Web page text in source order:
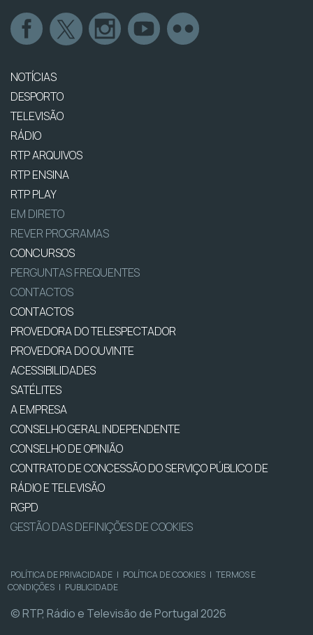
NOTÍCIAS
DESPORTO
TELEVISÃO
RÁDIO
RTP ARQUIVOS
RTP ENSINA
RTP PLAY
EM DIRETO
REVER PROGRAMAS
CONCURSOS
PERGUNTAS FREQUENTES
CONTACTOS
CONTACTOS
PROVEDORA DO TELESPECTADOR
PROVEDORA DO OUVINTE
ACESSIBILIDADES
SATÉLITES
A EMPRESA
CONSELHO GERAL INDEPENDENTE
CONSELHO DE OPINIÃO
CONTRATO DE CONCESSÃO DO SERVIÇO PÚBLICO DE
RÁDIO E TELEVISÃO
RGPD
GESTÃO DAS DEFINIÇÕES DE COOKIES
POLÍTICA DE PRIVACIDADE | POLÍTICA DE COOKIES | TERMOS E
CONDIÇÕES | PUBLICIDADE
© RTP, Rádio e Televisão de Portugal 2026